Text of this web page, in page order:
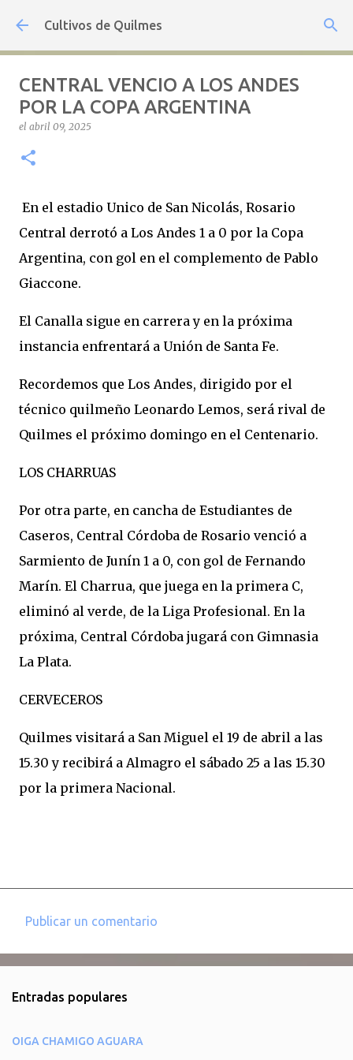
Ir al contenido principal
Cultivos de Quilmes
CENTRAL VENCIO A LOS ANDES
POR LA COPA ARGENTINA
el abril 09, 2025
En el estadio Unico de San Nicolás, Rosario
Central derrotó a Los Andes 1 a 0 por la Copa
Argentina, con gol en el complemento de Pablo
Giaccone.
El Canalla sigue en carrera y en la próxima
instancia enfrentará a Unión de Santa Fe.
Recordemos que Los Andes, dirigido por el
técnico quilmeño Leonardo Lemos, será rival de
Quilmes el próximo domingo en el Centenario.
LOS CHARRUAS
Por otra parte, en cancha de Estudiantes de
Caseros, Central Córdoba de Rosario venció a
Sarmiento de Junín 1 a 0, con gol de Fernando
Marín. El Charrua, que juega en la primera C,
eliminó al verde, de la Liga Profesional. En la
próxima, Central Córdoba jugará con Gimnasia
La Plata.
CERVECEROS
Quilmes visitará a San Miguel el 19 de abril a las
15.30 y recibirá a Almagro el sábado 25 a las 15.30
por la primera Nacional.
e
t
Publicar un comentario
Entradas populares
OIGA CHAMIGO AGUARA